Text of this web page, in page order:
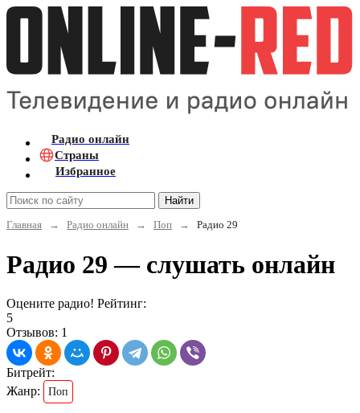
Радио онлайн
Страны
Избранное
Найти
Главная
→ Радио онлайн → Поп → Радио 29
Радио 29 — слушать онлайн
Оцените радио! Рейтинг:
5
Отзывов: 1
Битрейт:
Жанр:
Поп